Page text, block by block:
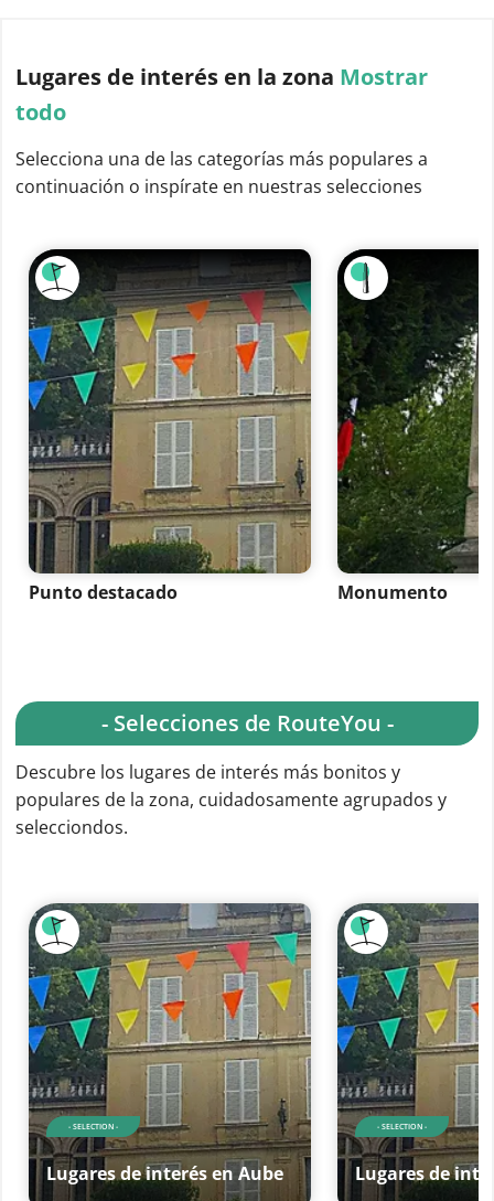
Lugares de interés en la zona Mostrar
todo
Selecciona una de las categorías más populares a
continuación o inspírate en nuestras selecciones
Punto destacado Monumento
- Selecciones de RouteYou -
Descubre los lugares de interés más bonitos y
populares de la zona, cuidadosamente agrupados y
selecciondos.
- SELECTION -
Lugares de interés en Aube
- SELECTION -
Lugares de